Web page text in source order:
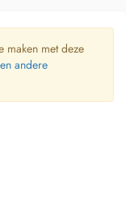
maken met deze
andere